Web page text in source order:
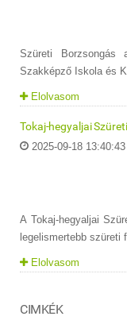
Szüreti Borzsongás
Szakképző Iskola és
Elolvasom
Tokaj-hegyaljai
2025-09-18 13:40:43
A Tokaj-hegyaljai
legelismertebb szüreti
Elolvasom
CIMKÉK